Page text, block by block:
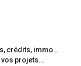
crédits, immo…
vos projets...